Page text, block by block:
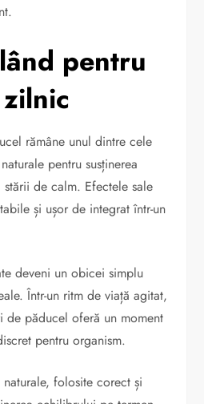
pentru
rămâne unul dintre cele
pentru susținerea
de calm. Efectele sale
și ușor de integrat într-un
deveni un obicei simplu
Într-un ritm de viață agitat,
păducel oferă un moment
pentru organism.
folosite corect și